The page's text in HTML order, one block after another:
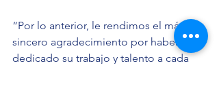
“Por lo anterior, le rendimos el más
sincero agradecimiento por haber
dedicado su trabajo y talento a cada